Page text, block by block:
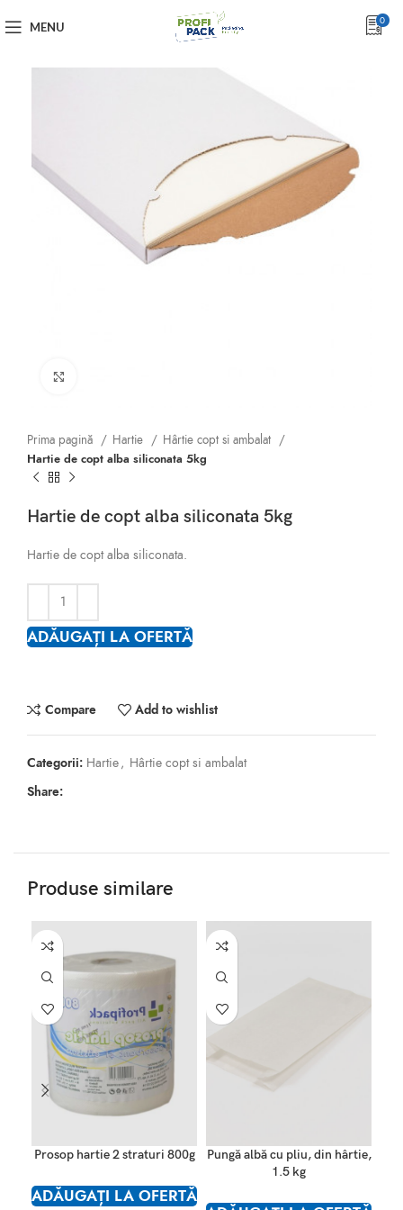
MENU 0
Prima pagină Hartie
Hârtie copt si ambalat
Hartie de copt alba siliconata 5kg
Hartie de copt alba siliconata 5kg
Hartie de copt alba siliconata.
ADĂUGAȚI LA OFERTĂ
Compare Add to wishlist
Categorii: Hartie, Hârtie copt si ambalat
Share:
Produse similare
Prosop hartie 2 straturi 800g
ADĂUGAȚI LA OFERTĂ
Pungă albă cu pliu, din hârtie,
1.5 kg